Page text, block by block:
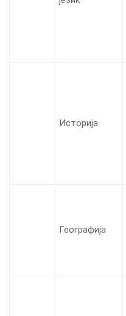
Историја
Географија